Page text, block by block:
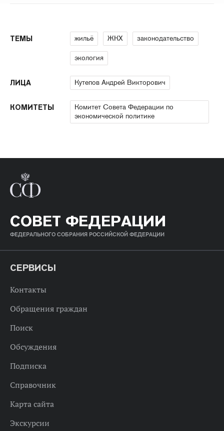
ТЕМЫ жильё ЖКХ законодательство
экология
ЛИЦА Кутепов Андрей Викторович
КОМИТЕТЫ
Комитет Совета Федерации по
экономической политике
СОВЕТ ФЕДЕРАЦИИ
ФЕДЕРАЛЬНОГО СОБРАНИЯ РОССИЙСКОЙ ФЕДЕРАЦИИ
СЕРВИСЫ
Контакты
Обращения граждан
Поиск
Обсуждения
Подписка
Справочник
Карта сайта
Экскурсии